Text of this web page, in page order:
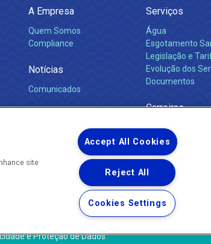
A Empresa
Quem Somos
Compliance
Notícias
Comunicados
Serviços
Água
Esgotamento
Legislação e
Evolução dos
Documentos
Carreiras
© 2026 - Todos os Direitos Reservados.
e Proteção de Dados
site
Accept All Cookies
Reject All
Cookies Settings